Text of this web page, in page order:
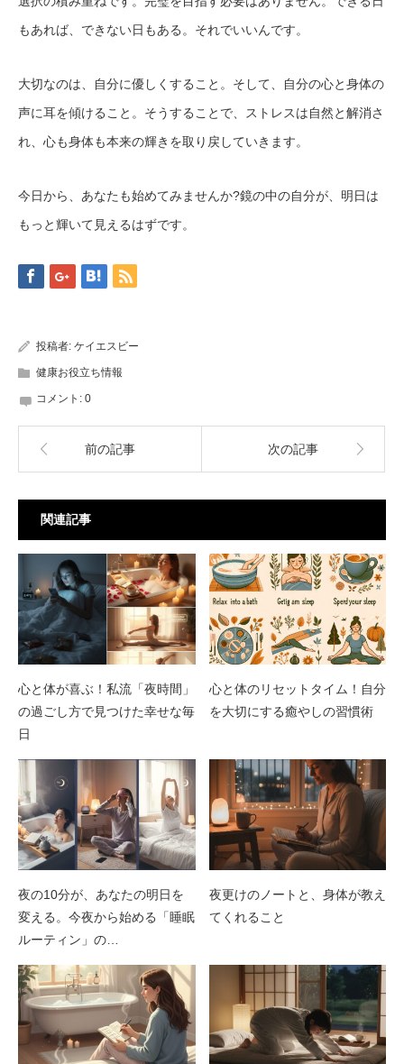
もあれば、できない日もある。それでいいんです。
大切なのは、自分に優しくすること。そして、自分の心と身体の
声に耳を傾けること。そうすることで、ストレスは自然と解消さ
れ、心も身体も本来の輝きを取り戻していきます。
今日から、あなたも始めてみませんか?鏡の中の自分が、明日は
もっと輝いて見えるはずです。
投稿者: ケイエスビー
健康お役立ち情報
コメント: 0
前の記事 次の記事
関連記事
心と体が喜ぶ！私流「夜時間」
の過ごし方で見つけた幸せな毎
日
心と体のリセットタイム！自分
を大切にする癒やしの習慣術
夜の10分が、あなたの明日を
変える。今夜から始める「睡眠
ルーティン」の…
夜更けのノートと、身体が教え
てくれること